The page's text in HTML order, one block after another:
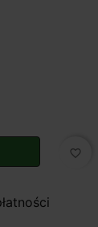
favorite_border